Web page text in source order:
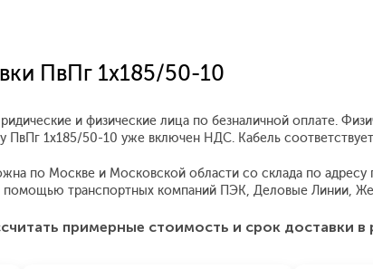
ПвПг 1x185/50-10
и физические лица по безналичной оплате.
ПвПг 1x185/50-10 уже включен НДС. Кабель
по Москве и Московской области со склада по адресу
помощью транспортных компаний ПЭК, Деловые Линии,
примерные стоимость и срок доставки